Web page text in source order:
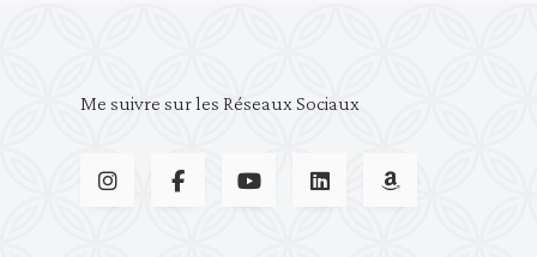
Me suivre sur les Réseaux Sociaux